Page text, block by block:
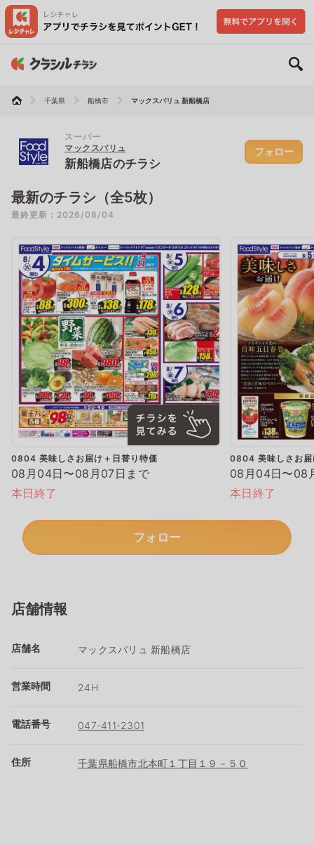
千葉県 船橋市 マックスバリュ 新船橋店
スーパー
マックスバリュ
新船橋店のチラシ
フォロー
最新のチラシ（全5枚）
最終更新：2026/08/04
0804 美味しさお届け＋日替り特価
08月04日〜08月07日まで
本日終了
0804 美味しさお届
08月04日〜08
本日終了
フォロー
店舗情報
店舗名 マックスバリュ 新船橋店
営業時間 24H
電話番号 047-411-2301
住所 千葉県船橋市北本町１丁目１９－５０